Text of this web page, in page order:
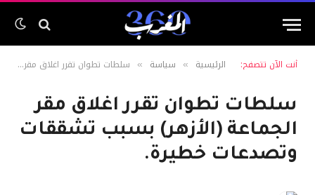
أنت الآن تتصفح: الرئيسية » سياسة » سلطات تطوان تقرر اغلاق مقر الجماعة (الأزهر) بسبب تشققات وتصدعات خطيرة.
سلطات تطوان تقرر اغلاق مقر
الجماعة (الأزهر) بسبب تشققات
وتصدعات خطيرة.